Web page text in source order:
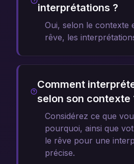
interprétations ?
Oui, selon le contexte
rêve, les
Comment
selon son contexte
Considérez ce que
pourquoi, ainsi que
le rêve pour une
précise.